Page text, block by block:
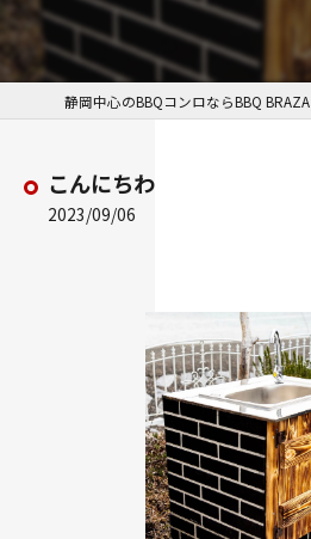
静岡中心のBBQコンロならBBQ BRAZA
こんにちわ
2023/09/06